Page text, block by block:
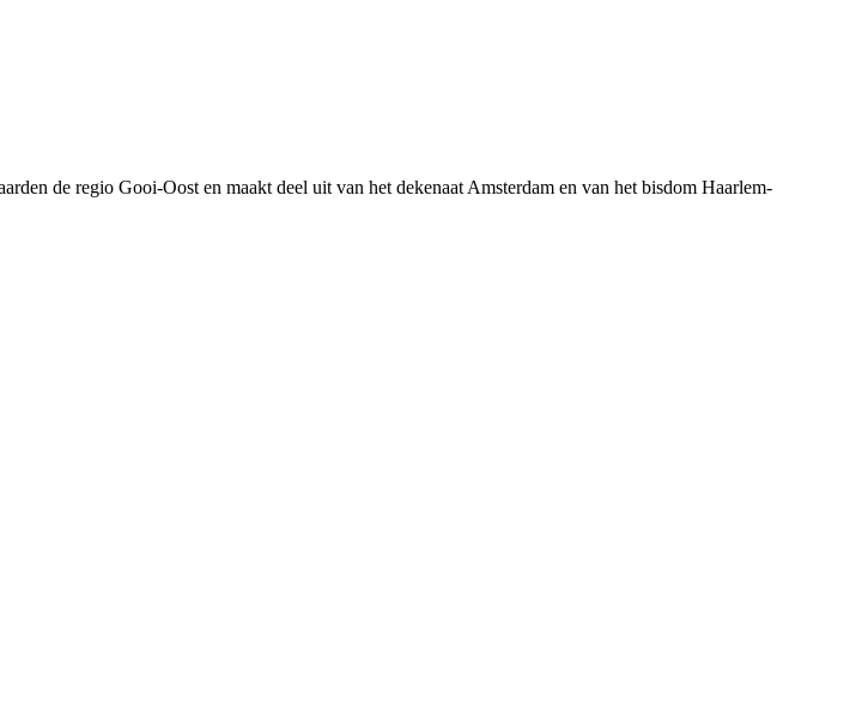
de regio Gooi-Oost en maakt deel uit van het dekenaat Amsterdam en van het bisdom Haarlem-